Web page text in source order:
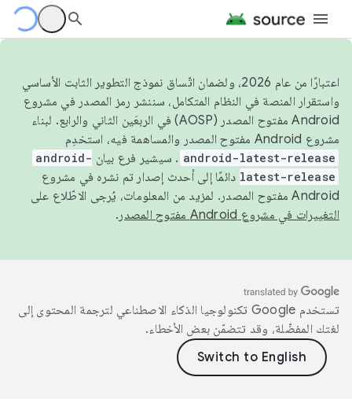
اعتبارًا من عام 2026، ولضمان اتّساق نموذج التطوير الثابت الأساسي
واستقرار المنصة في النظام المتكامل، سننشر رمز المصدر في مشروع
Android مفتوح المصدر (AOSP) في الربعَين الثاني والرابع. لبناء
مشروع Android مفتوح المصدر والمساهمة فيه، استخدِم
android-latest-release . سيشير فرع بيان android-
latest-release دائمًا إلى أحدث إصدار تم نشره في مشروع
Android مفتوح المصدر. لمزيد من المعلومات، يُرجى الاطّلاع على
التغييرات في مشروع Android مفتوح المصدر
.
تستخدم Google تكنولوجيا الذكاء الاصطناعي لترجمة المحتوى إلى
لغتك المفضّلة، وقد تتضمّن بعض الأخطاء.